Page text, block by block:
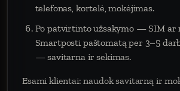
telefonas, kortelė, mokėjimas.
Po patvirtinto užsakymo — SIM ar
Smartposti paštomatą per 3–5
— savitarna ir sekimas.
Esami klientai: naudok savitarną ir